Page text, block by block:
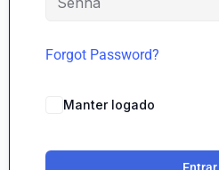
Forgot Password?
Manter logado